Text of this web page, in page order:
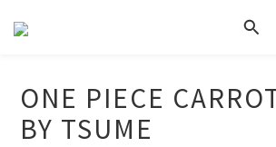
ONE PIECE
BY TSUME